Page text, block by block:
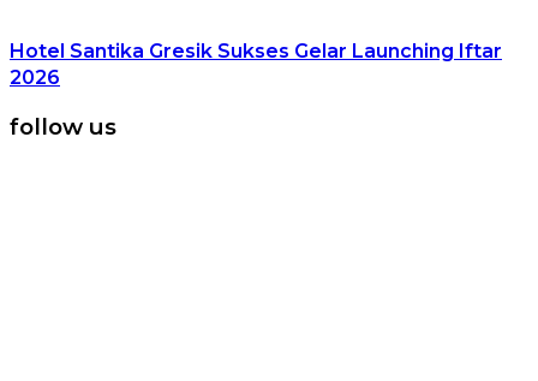
Hotel Santika Gresik Sukses Gelar Launching Iftar
2026
follow us